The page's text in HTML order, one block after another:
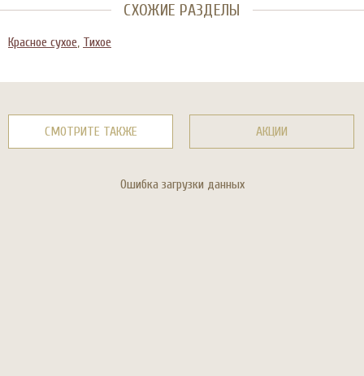
СХОЖИЕ РАЗДЕЛЫ
Красное сухое, Тихое
СМОТРИТЕ ТАКЖЕ АКЦИИ
Ошибка загрузки данных